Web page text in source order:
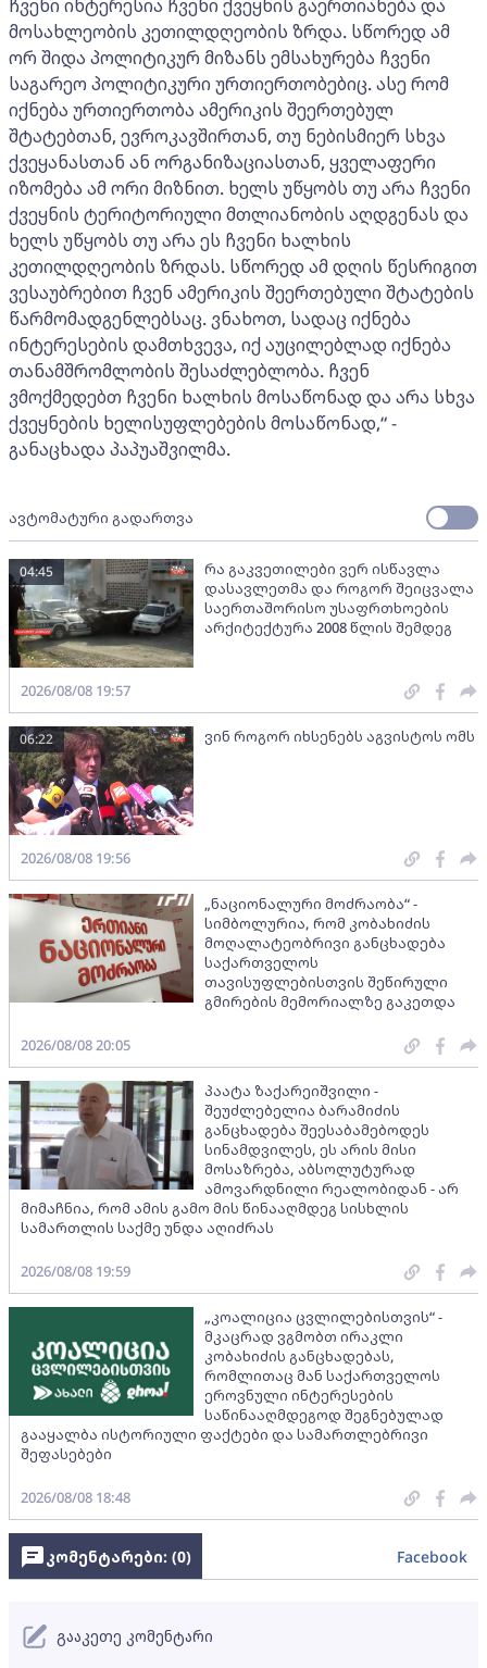
ჩვენი ინტერესია ჩვენი ქვეყნის გაერთიანება და
მოსახლეობის კეთილდღეობის ზრდა. სწორედ ამ
ორ შიდა პოლიტიკურ მიზანს ემსახურება ჩვენი
საგარეო პოლიტიკური ურთიერთობებიც. ასე რომ
იქნება ურთიერთობა ამერიკის შეერთებულ
შტატებთან, ევროკავშირთან, თუ ნებისმიერ სხვა
ქვეყანასთან ან ორგანიზაციასთან, ყველაფერი
იზომება ამ ორი მიზნით. ხელს უწყობს თუ არა ჩვენი
ქვეყნის ტერიტორიული მთლიანობის აღდგენას და
ხელს უწყობს თუ არა ეს ჩვენი ხალხის
კეთილდღეობის ზრდას. სწორედ ამ დღის წესრიგით
ვესაუბრებით ჩვენ ამერიკის შეერთებული შტატების
წარმომადგენლებსაც. ვნახოთ, სადაც იქნება
ინტერესების დამთხვევა, იქ აუცილებლად იქნება
თანამშრომლობის შესაძლებლობა. ჩვენ
ვმოქმედებთ ჩვენი ხალხის მოსაწონად და არა სხვა
ქვეყნების ხელისუფლებების მოსაწონად,“ -
განაცხადა პაპუაშვილმა.
ავტომატური გადართვა
რა გაკვეთილები ვერ ისწავლა
დასავლეთმა და როგორ შეიცვალა
საერთაშორისო უსაფრთხოების
არქიტექტურა 2008 წლის შემდეგ
04:45
2026/08/08 19:57
ვინ როგორ იხსენებს აგვისტოს ომს
06:22
2026/08/08 19:56
„ნაციონალური მოძრაობა“ -
სიმბოლურია, რომ კობახიძის
მოღალატეობრივი განცხადება
საქართველოს
თავისუფლებისთვის შეწირული
გმირების მემორიალზე გაკეთდა
2026/08/08 20:05
პაატა ზაქარეიშვილი -
შეუძლებელია ბარამიძის
განცხადება შეესაბამებოდეს
სინამდვილეს, ეს არის მისი
მოსაზრება, აბსოლუტურად
ამოვარდნილი რეალობიდან - არ
მიმაჩნია, რომ ამის გამო მის წინააღმდეგ სისხლის
სამართლის საქმე უნდა აღიძრას
2026/08/08 19:59
„კოალიცია ცვლილებისთვის“ -
მკაცრად ვგმობთ ირაკლი
კობახიძის განცხადებას,
რომლითაც მან საქართველოს
ეროვნული ინტერესების
საწინააღმდეგოდ შეგნებულად
გააყალბა ისტორიული ფაქტები და სამართლებრივი
შეფასებები
2026/08/08 18:48
კომენტარები: (0) Facebook
გააკეთე კომენტარი